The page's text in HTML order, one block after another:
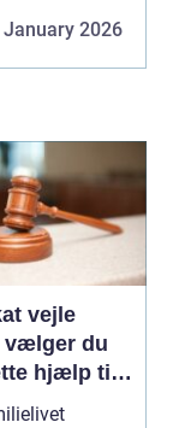
January 2026
vejle
vælger du
hjælp til